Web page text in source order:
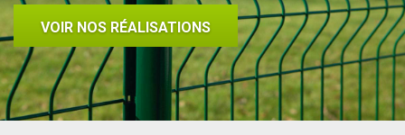
VOIR NOS RÉALISATIONS